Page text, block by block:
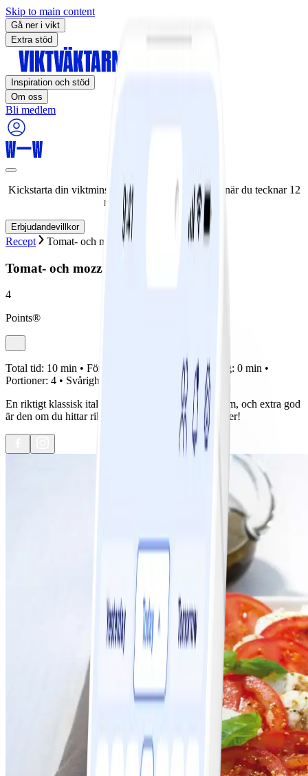
Skip to main content
Gå ner i vikt
Extra stöd
Inspiration och stöd
Om oss
Bli medlem
Kickstarta din viktminskningsresa nu! Spara 50% när du tecknar 12
månaders medlemskap.
Erbjudandevillkor
Recept Tomat- och mozzarellasallad
Tomat- och mozzarellasallad
4
Points®
Total tid: 10 min • Förberedelse: 10 min • Tillagning: 0 min •
Portioner: 4 • Svårighetsgrad:
En riktigt klassisk italiensk förrätt. Den går alltid hem, och extra god
är den om du hittar riktigt smakrika solmogna tomater!